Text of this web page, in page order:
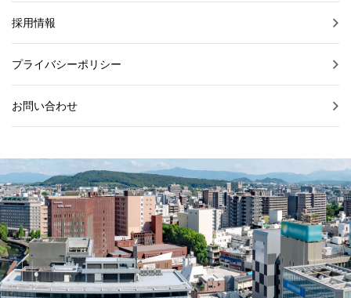
採用情報
プライバシーポリシー
お問い合わせ